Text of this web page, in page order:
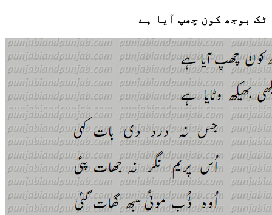
ٹک بوجھ کون چھپ آیا ہے